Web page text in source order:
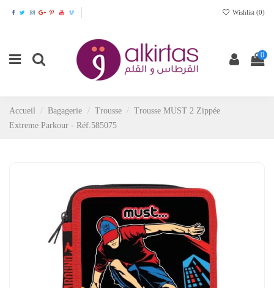
Wishlist (0)
0
Accueil Bagagerie Trousse
Trousse MUST 2 Zippée
Extreme Parkour - Réf.585075